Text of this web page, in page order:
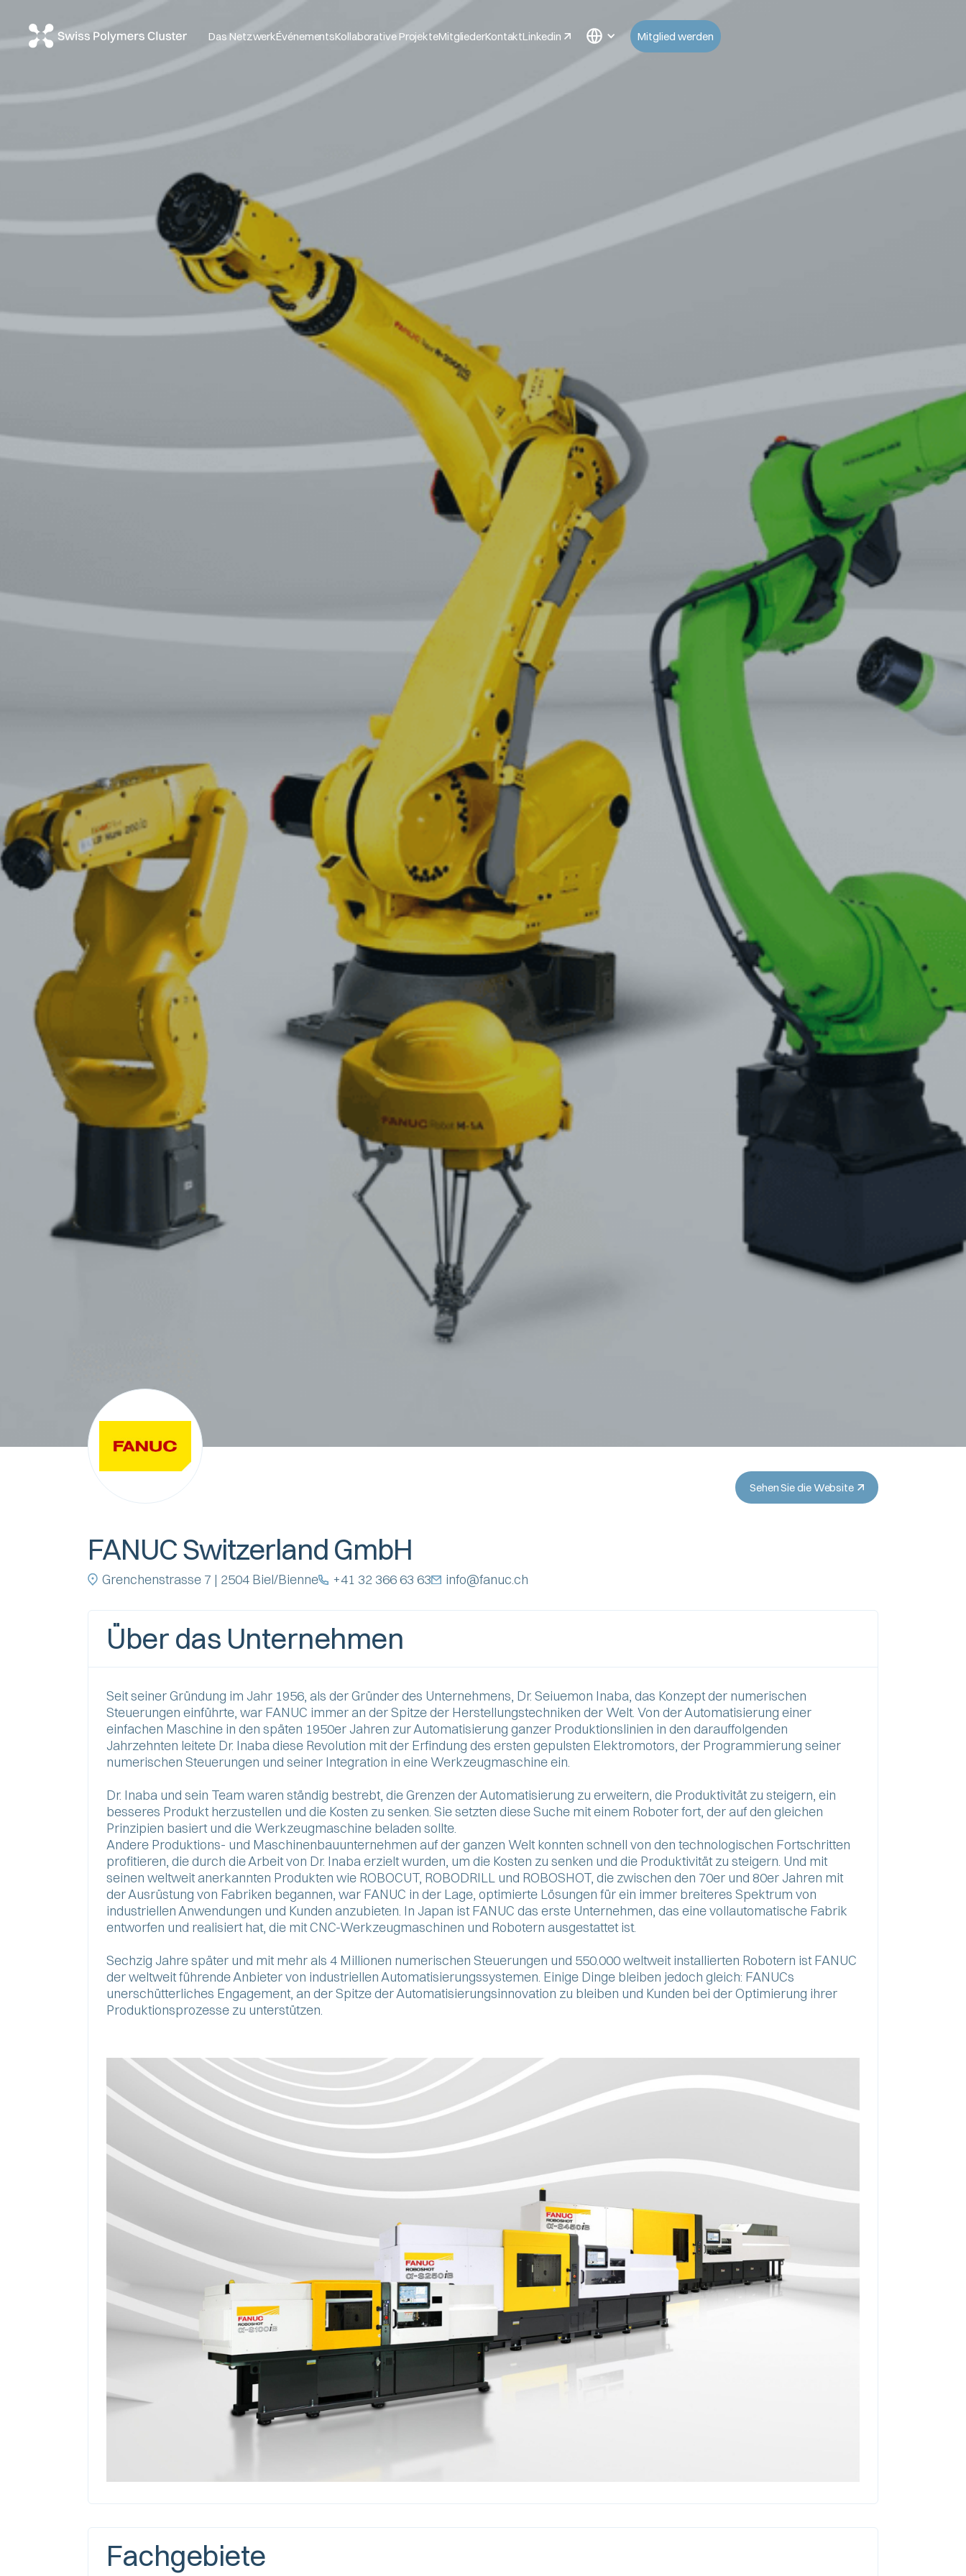
Das NetzwerkÉvénementsKollaborative ProjekteMitgliederKontaktLinkedin Mitglied werden
Sehen Sie die Website
FANUC Switzerland GmbH
Grenchenstrasse 7 | 2504 Biel/Bienne +41 32 366 63 63 info@fanuc.ch
Über das Unternehmen
Seit seiner Gründung im Jahr 1956, als der Gründer des Unternehmens, Dr. Seiuemon Inaba, das Konzept der numerischen
Steuerungen einführte, war FANUC immer an der Spitze der Herstellungstechniken der Welt. Von der Automatisierung einer
einfachen Maschine in den späten 1950er Jahren zur Automatisierung ganzer Produktionslinien in den darauffolgenden
Jahrzehnten leitete Dr. Inaba diese Revolution mit der Erfindung des ersten gepulsten Elektromotors, der Programmierung seiner
numerischen Steuerungen und seiner Integration in eine Werkzeugmaschine ein.
Dr. Inaba und sein Team waren ständig bestrebt, die Grenzen der Automatisierung zu erweitern, die Produktivität zu steigern, ein
besseres Produkt herzustellen und die Kosten zu senken. Sie setzten diese Suche mit einem Roboter fort, der auf den gleichen
Prinzipien basiert und die Werkzeugmaschine beladen sollte.
Andere Produktions- und Maschinenbauunternehmen auf der ganzen Welt konnten schnell von den technologischen Fortschritten
profitieren, die durch die Arbeit von Dr. Inaba erzielt wurden, um die Kosten zu senken und die Produktivität zu steigern. Und mit
seinen weltweit anerkannten Produkten wie ROBOCUT, ROBODRILL und ROBOSHOT, die zwischen den 70er und 80er Jahren mit
der Ausrüstung von Fabriken begannen, war FANUC in der Lage, optimierte Lösungen für ein immer breiteres Spektrum von
industriellen Anwendungen und Kunden anzubieten. In Japan ist FANUC das erste Unternehmen, das eine vollautomatische Fabrik
entworfen und realisiert hat, die mit CNC-Werkzeugmaschinen und Robotern ausgestattet ist.
Sechzig Jahre später und mit mehr als 4 Millionen numerischen Steuerungen und 550.000 weltweit installierten Robotern ist FANUC
der weltweit führende Anbieter von industriellen Automatisierungssystemen. Einige Dinge bleiben jedoch gleich: FANUCs
unerschütterliches Engagement, an der Spitze der Automatisierungsinnovation zu bleiben und Kunden bei der Optimierung ihrer
Produktionsprozesse zu unterstützen.
Fachgebiete